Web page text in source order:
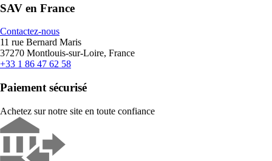
SAV en France
Contactez-nous
11 rue Bernard Maris
37270 Montlouis-sur-Loire, France
+33 1 86 47 62 58
Paiement sécurisé
Achetez sur notre site en toute confiance